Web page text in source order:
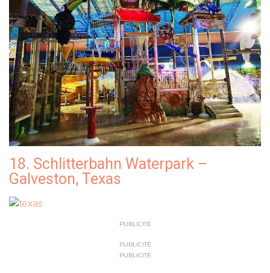
18. Schlitterbahn Waterpark –
Galveston, Texas
PUBLICITÉ
PUBLICITÉ
PUBLICITÉ